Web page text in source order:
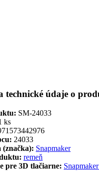
technické údaje o
SM-24033
ks
24033
(značka): Snapmaker
remeň
pre 3D tlačiarne: